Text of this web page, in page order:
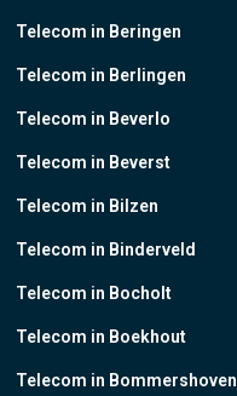
Telecom in Beringen
Telecom in Berlingen
Telecom in Beverlo
Telecom in Beverst
Telecom in Bilzen
Telecom in Binderveld
Telecom in Bocholt
Telecom in Boekhout
Telecom in Bommershoven